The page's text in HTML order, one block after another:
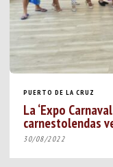
PUERTO DE LA CRUZ
La ‘Expo
carnestolendas
30/08/2022